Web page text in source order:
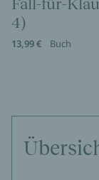
Fall-für-
4)
13,99 € Buch